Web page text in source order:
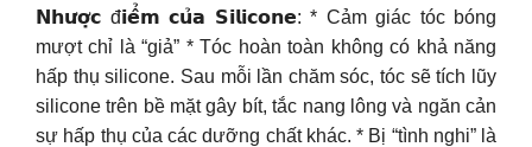
𝗡𝗵𝘂̛𝗼̛̣𝗰 đ𝗶𝗲̂̉𝗺 𝗰𝘂̉𝗮 𝗦𝗶𝗹𝗶𝗰𝗼𝗻𝗲: * Cảm giác tóc bóng
mượt chỉ là “giả” * Tóc hoàn toàn không có khả năng
hấp thụ silicone. Sau mỗi lần chăm sóc, tóc sẽ tích lũy
silicone trên bề mặt gây bít, tắc nang lông và ngăn cản
sự hấp thụ của các dưỡng chất khác. * Bị “tình nghi” là